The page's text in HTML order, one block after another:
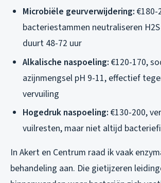
Microbiële geurverwijdering: €180-
bacteriestammen neutraliseren
duurt 48-72 uur
Alkalische naspoeling: €120-170,
azijnmengsel pH 9-11, effectief
vervuiling
Hogedruk naspoeling: €130-200,
vuilresten, maar niet altijd
In Akert en Centrum raad ik vaak
behandeling aan. Die gietijzeren